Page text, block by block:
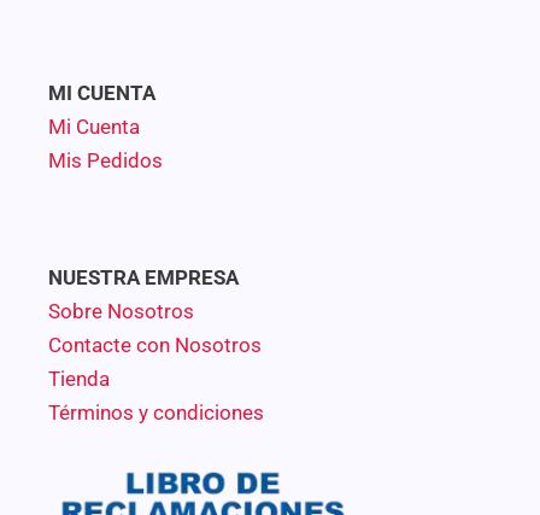
MI CUENTA
Mi Cuenta
Mis Pedidos
NUESTRA EMPRESA
Sobre Nosotros
Contacte con Nosotros
Tienda
Términos y condiciones